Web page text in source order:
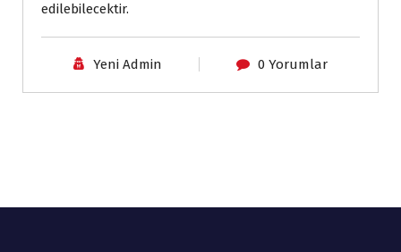
edilebilecektir.
Yeni Admin 0 Yorumlar